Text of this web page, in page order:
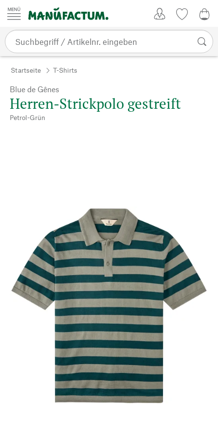
Zum Inhalt springen
Startseite T-Shirts
Blue de Gênes
Herren-Strickpolo gestreift
Petrol-Grün